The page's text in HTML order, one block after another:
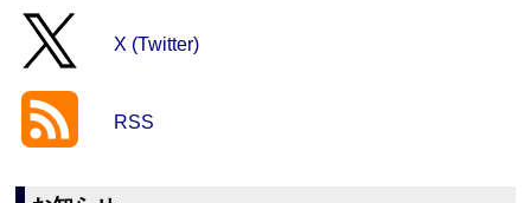
X (Twitter)
RSS